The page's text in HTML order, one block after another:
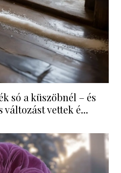
só a küszöbnél – és
változást vettek é...